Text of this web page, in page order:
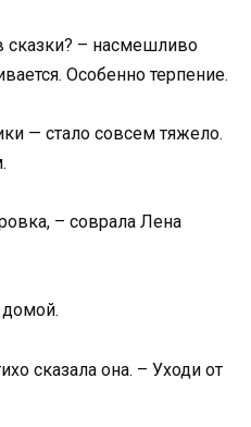
– насмешливо
Особенно терпение.
— стало совсем тяжело.
– соврала Лена
домой.
сказала она. – Уходи от